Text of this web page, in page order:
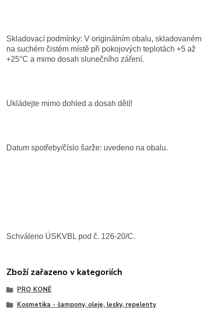
Skladovací podmínky: V originálním obalu, skladovaném
na suchém čistém místě při pokojových teplotách +5 až
+25°C a mimo dosah slunečního záření.
Ukládejte mimo dohled a dosah dětí!
Datum spotřeby/číslo šarže: uvedeno na obalu.
Schváleno ÚSKVBL pod č. 126-20/C.
Zboží zařazeno v kategoriích
PRO KONĚ
Kosmetika - šampony, oleje, lesky, repelenty